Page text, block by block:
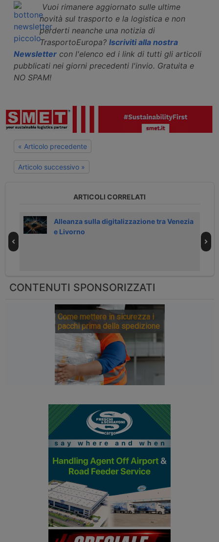
Vuoi rimanere aggiornato sulle ultime
novità sul trasporto e la logistica e non
perderti neanche una notizia di
TrasportoEuropa? Iscriviti alla nostra
Newsletter con l'elenco ed i link di tutti gli articoli
pubblicati nei giorni precedenti l'invio. Gratuita e
NO SPAM!
« Articolo precedente
Articolo successivo »
ARTICOLI CORRELATI
Alleanza sulla digitalizzazione tra Venezia
e Livorno
CONTENUTI SPONSORIZZATI
Come mettere in sicurezza i
pacchi prima della spedizione